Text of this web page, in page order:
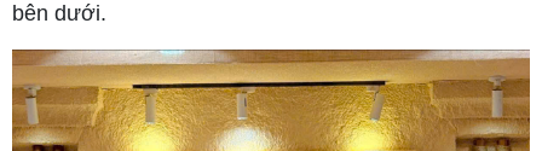
bên dưới.